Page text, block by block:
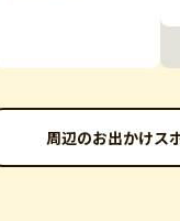
周辺のお出かけス